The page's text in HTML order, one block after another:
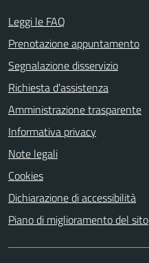
Leggi le FAQ
Prenotazione appuntamento
Segnalazione disservizio
Richiesta d'assistenza
Amministrazione trasparente
Informativa privacy
Note legali
Cookies
Dichiarazione di accessibilità
Piano di miglioramento del sito